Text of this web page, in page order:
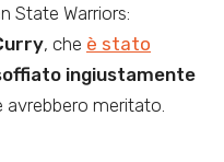
State Warriors:
, che è stato
ingiustamente
avrebbero meritato.